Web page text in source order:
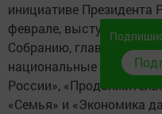
инициативе Президента
феврале, выступая с
Собранию, глава
национальные проекты.
России»,
«Семья» и «Экономика